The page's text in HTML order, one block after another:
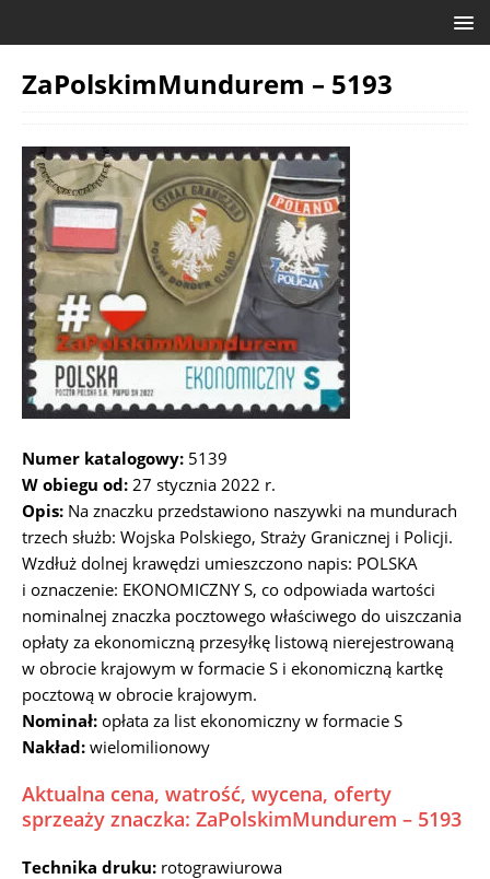
ZaPolskimMundurem – 5193
Numer katalogowy: 5139
W obiegu od: 27 stycznia 2022 r.
Opis: Na znaczku przedstawiono naszywki na mundurach
trzech służb: Wojska Polskiego, Straży Granicznej i Policji.
Wzdłuż dolnej krawędzi umieszczono napis: POLSKA
i oznaczenie: EKONOMICZNY S, co odpowiada wartości
nominalnej znaczka pocztowego właściwego do uiszczania
opłaty za ekonomiczną przesyłkę listową nierejestrowaną
w obrocie krajowym w formacie S i ekonomiczną kartkę
pocztową w obrocie krajowym.
Nominał: opłata za list ekonomiczny w formacie S
Nakład: wielomilionowy
Aktualna cena, watrość, wycena, oferty
sprzeaży znaczka: ZaPolskimMundurem – 5193
Technika druku: rotograwiurowa